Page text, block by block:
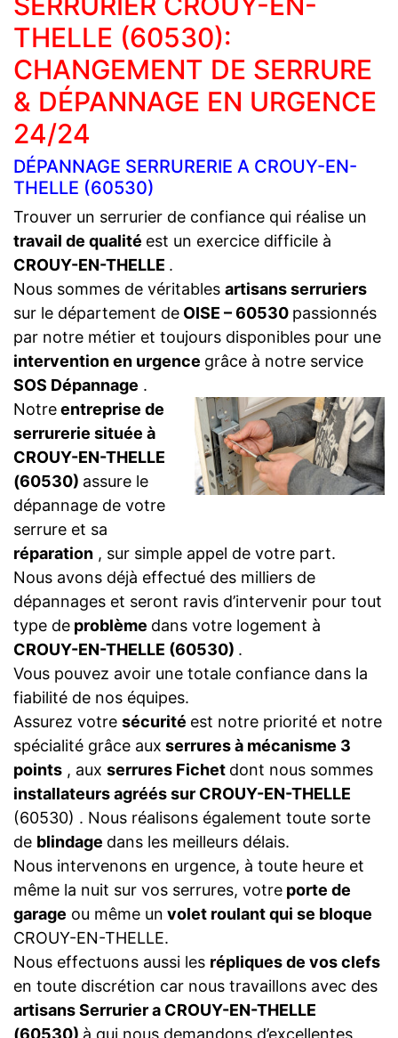
THELLE (60530):
CHANGEMENT DE SERRURE
& DÉPANNAGE EN URGENCE
24/24
DÉPANNAGE SERRURERIE A CROUY-EN-
THELLE (60530)
Trouver un serrurier de confiance qui réalise un
travail de qualité est un exercice difficile à
CROUY-EN-THELLE .
Nous sommes de véritables artisans serruriers
sur le département de OISE – 60530 passionnés
par notre métier et toujours disponibles pour une
intervention en urgence grâce à notre service
SOS Dépannage .
Notreentreprise de
serrurerie située à
CROUY-EN-THELLE
(60530) assure le
dépannage de votre
serrure et sa
réparation , sur simple appel de votre part.
Nous avons déjà effectué des milliers de
dépannages et seront ravis d’intervenir pour tout
type de problème dans votre logement à
CROUY-EN-THELLE (60530) .
Vous pouvez avoir une totale confiance dans la
fiabilité de nos équipes.
Assurez votre sécurité est notre priorité et notre
spécialité grâce aux serrures à mécanisme 3
points , aux serrures Fichet dont nous sommes
installateurs agréés sur CROUY-EN-THELLE
(60530) . Nous réalisons également toute sorte
de blindage dans les meilleurs délais.
Nous intervenons en urgence, à toute heure et
même la nuit sur vos serrures, votre porte de
garage ou même un volet roulant qui se bloque
CROUY-EN-THELLE.
Nous effectuons aussi les répliques de vos clefs
en toute discrétion car nous travaillons avec des
artisans Serrurier a CROUY-EN-THELLE
(60530) à qui nous demandons d’excellentes